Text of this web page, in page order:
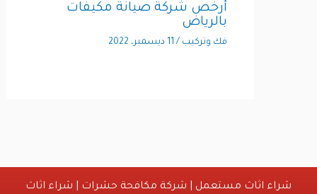
أرخص شركة صيانة مكيفات
بالرياض
فك وتركيب/11 ديسمبر، 2022
شراء اثاث مستعمل|شركة مكافحة حشرات|شراء اثاث